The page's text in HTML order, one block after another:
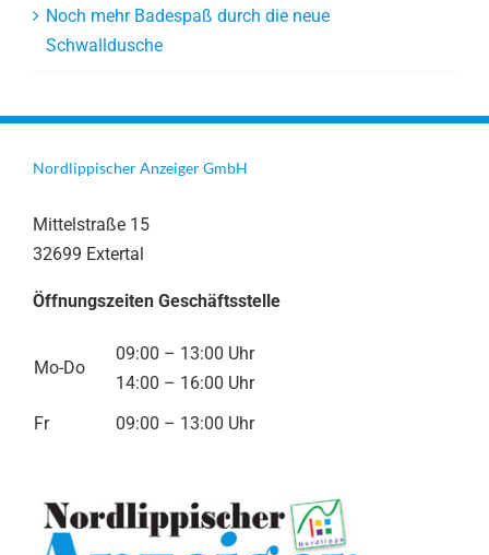
Noch mehr Badespaß durch die neue
Schwalldusche
Nordlippischer Anzeiger GmbH
Mittelstraße 15
32699 Extertal
Öffnungszeiten Geschäftsstelle
Mo-Do
09:00 – 13:00 Uhr
14:00 – 16:00 Uhr
Fr
09:00 – 13:00 Uhr